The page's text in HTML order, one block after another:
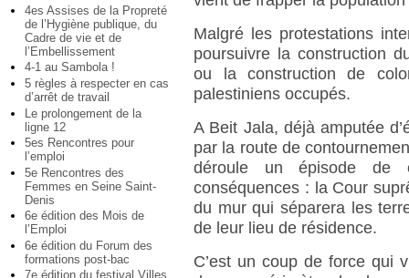
4es Assises de la Propreté
de l’Hygiène publique, du
Cadre de vie et de
l’Embellissement
4-1 au Sambola !
5 règles à respecter en cas
d’arrêt de travail
Le prolongement de la
ligne 12
5es Rencontres pour
l’emploi
5e Rencontres des
Femmes en Seine Saint-
Denis
6e édition des Mois de
l’Emploi
6e édition du Forum des
formations post-bac
7e édition du festival Villes
Malgré les protestations
poursuivre la construction
ou la construction de
palestiniens occupés.
A Beit Jala, déjà amputée
par la route de
déroule un épisode de
conséquences : la Cour
du mur qui séparera les
de leur lieu de résidence.
C’est un coup de force qui